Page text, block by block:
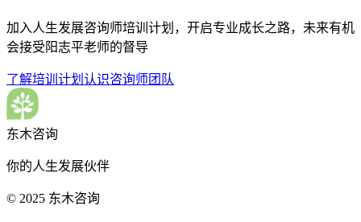
加入人生发展咨询师培训计划，开启专业成长之路，未来有机
会接受阳志平老师的督导
了解培训计划 认识咨询师团队
东木咨询
你的人生发展伙伴
© 2025 东木咨询